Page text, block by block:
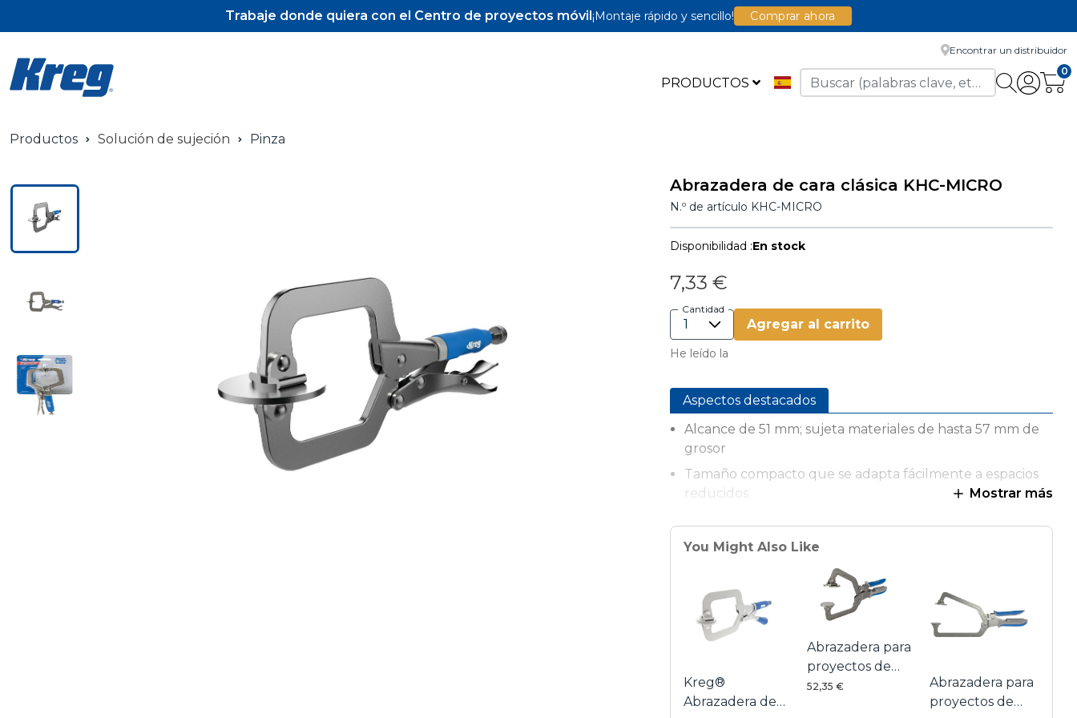
Trabaje donde quiera con el Centro de proyectos móvil¡Montaje rápido y sencillo! Comprar ahora
PRODUCTOS
Encontrar un distribuidor
0
Productos Solución de sujeción Pinza
Abrazadera de cara clásica KHC-MICRO
N.º de artículo KHC-MICRO
Disponibilidad :En stock
7,33 €
Cantidad
Agregar al carrito
He leído la
Aspectos destacados
Alcance de 51 mm; sujeta materiales de hasta 57 mm de
grosor
Tamaño compacto que se adapta fácilmente a espacios
reducidos
con orificios ocultos
Pocket-Hole Jig R3 y las plantillas Pocket-Hole de la serie
300
Empuñadura ergonómica acolchada para mayor
comodidad y facilidad de uso
Mostrar más
You Might Also Like
Kreg®
Abrazadera de
Abrazadera para
proyectos de
madera
52,35 €
Abrazadera para
proyectos de